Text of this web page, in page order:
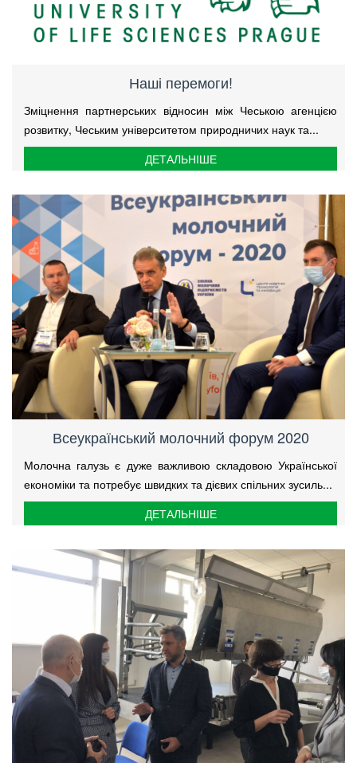
Наші перемоги!
Зміцнення партнерських відносин між Чеською агенцією
розвитку, Чеським університетом природничих наук та...
ДЕТАЛЬНІШЕ
Всеукраїнський молочний форум 2020
Молочна галузь є дуже важливою складовою Української
економіки та потребує швидких та дієвих спільних зусиль...
ДЕТАЛЬНІШЕ